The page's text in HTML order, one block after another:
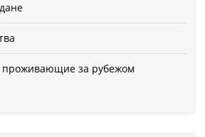
проживающие за рубежом